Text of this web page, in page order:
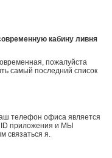
кабину ливня
пожалуйста
самый последний список
телефон офиса является
приложения и МЫ
связаться я.